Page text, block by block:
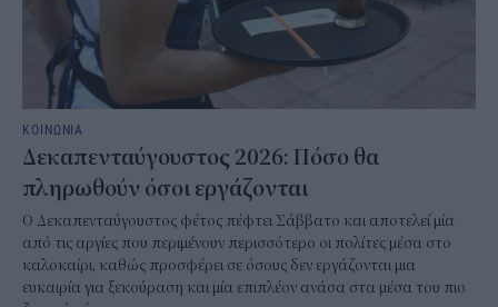
ΚΟΙΝΩΝΙΑ
Δεκαπενταύγουστος 2026: Πόσο θα
πληρωθούν όσοι εργάζονται
Ο Δεκαπενταύγουστος φέτος πέφτει Σάββατο και αποτελεί μία
από τις αργίες που περιμένουν περισσότερο οι πολίτες μέσα στο
καλοκαίρι, καθώς προσφέρει σε όσους δεν εργάζονται μια
ευκαιρία για ξεκούραση και μία επιπλέον ανάσα στα μέσα του πιο